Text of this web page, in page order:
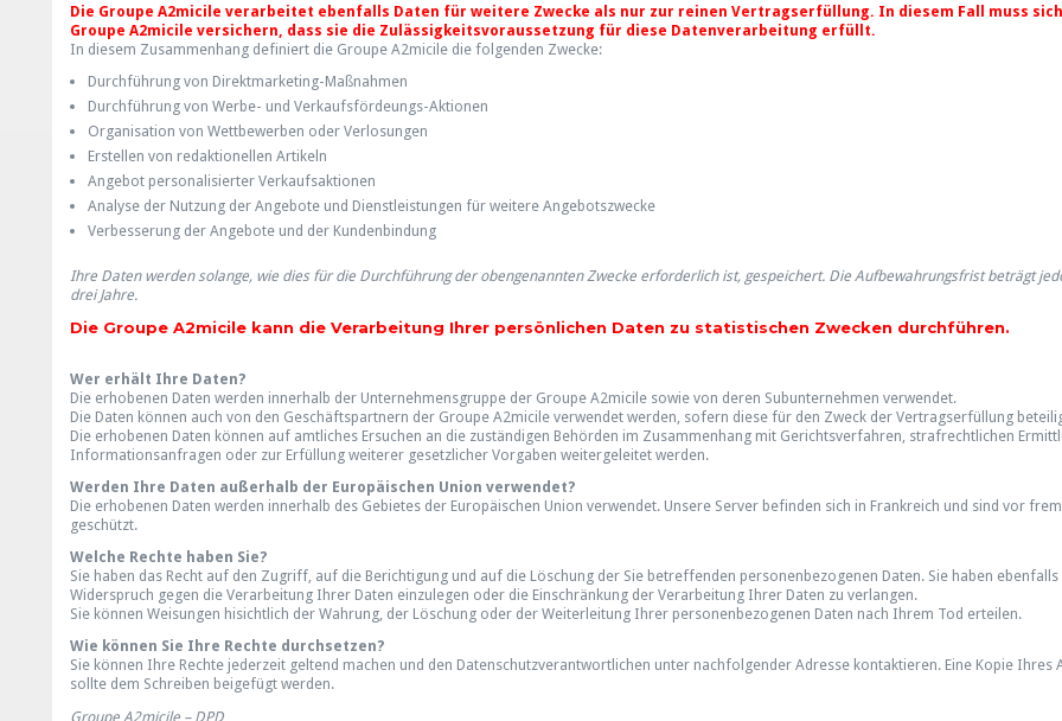
Die Groupe A2micile verarbeitet ebenfalls Daten für weitere Zwecke als nur zur reinen Vertragserfüllung. In diesem Fall muss
Groupe A2micile versichern, dass sie die Zulässigkeitsvoraussetzung für diese Datenverarbeitung erfüllt.
In diesem Zusammenhang definiert die Groupe A2micile die folgenden Zwecke:
Durchführung von Direktmarketing-Maßnahmen
Durchführung von Werbe- und Verkaufsfördeungs-Aktionen
Organisation von Wettbewerben oder Verlosungen
Erstellen von redaktionellen Artikeln
Angebot personalisierter Verkaufsaktionen
Analyse der Nutzung der Angebote und Dienstleistungen für weitere Angebotszwecke
Verbesserung der Angebote und der Kundenbindung
Ihre Daten werden solange, wie dies für die Durchführung der obengenannten Zwecke erforderlich ist, gespeichert. Die Aufbewahrungsfrist beträgt
drei Jahre.
Die Groupe A2micile kann die Verarbeitung Ihrer persönlichen Daten zu statistischen Zwecken durchführen.
Wer erhält Ihre Daten?
Die erhobenen Daten werden innerhalb der Unternehmensgruppe der Groupe A2micile sowie von deren Subunternehmen verwendet.
Die Daten können auch von den Geschäftspartnern der Groupe A2micile verwendet werden, sofern diese für den Zweck der Vertragserfüllung
Die erhobenen Daten können auf amtliches Ersuchen an die zuständigen Behörden im Zusammenhang mit Gerichtsverfahren, strafrechtlichen
Informationsanfragen oder zur Erfüllung weiterer gesetzlicher Vorgaben weitergeleitet werden.
Werden Ihre Daten außerhalb der Europäischen Union verwendet?
Die erhobenen Daten werden innerhalb des Gebietes der Europäischen Union verwendet. Unsere Server befinden sich in Frankreich und sind vor
geschützt.
Welche Rechte haben Sie?
Sie haben das Recht auf den Zugriff, auf die Berichtigung und auf die Löschung der Sie betreffenden personenbezogenen Daten. Sie haben ebenfalls
Widerspruch gegen die Verarbeitung Ihrer Daten einzulegen oder die Einschränkung der Verarbeitung Ihrer Daten zu verlangen.
Sie können Weisungen hisichtlich der Wahrung, der Löschung oder der Weiterleitung Ihrer personenbezogenen Daten nach Ihrem Tod erteilen.
Wie können Sie Ihre Rechte durchsetzen?
Sie können Ihre Rechte jederzeit geltend machen und den Datenschutzverantwortlichen unter nachfolgender Adresse kontaktieren. Eine Kopie Ihres
sollte dem Schreiben beigefügt werden.
Groupe A2micile – DPD